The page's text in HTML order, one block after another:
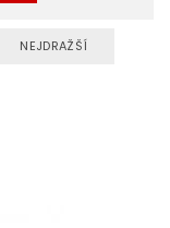
NEJDRAŽŠÍ